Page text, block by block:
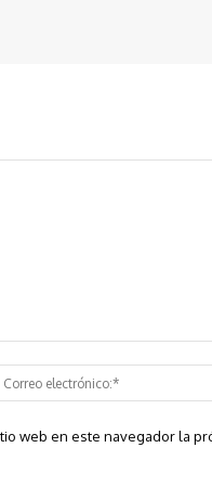
web en este navegador la